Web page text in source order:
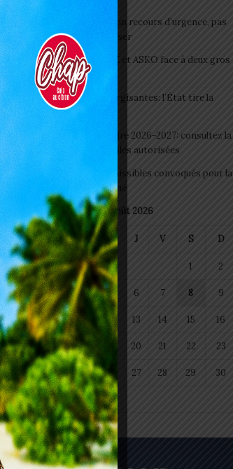
Pilule du lendemain : un recours d’urgence, pas
une habitude à banaliser
Interclubs CAF: ASCK et ASKO face à deux gros
morceaux
Togo/ Boissons énergisantes: l’État tire la
sonnette d’alarme
Togo/ Rentrée scolaire 2026-2027: consultez la
liste officielle des écoles autorisées
ESSAL 2026 : les admissibles convoqués pour la
visite médicale à Lomé
août 2026
L M M J V S D
1 2
3 4 5 6 7 8 9
10 11 12 13 14 15 16
17 18 20 21 22 23
24 25 26 27 28 29 30
31
« Juil